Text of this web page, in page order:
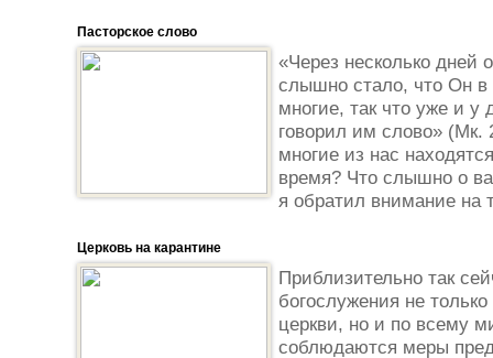
Пасторское слово
«Через несколько
слышно стало, что Он в
многие, так что уже и
говорил им слово» (Мк.
многие из нас
время? Что слышно о
я обратил внимание на
Церковь на карантине
Приблизительно так
богослужения не
церкви, но и по всему
соблюдаются меры